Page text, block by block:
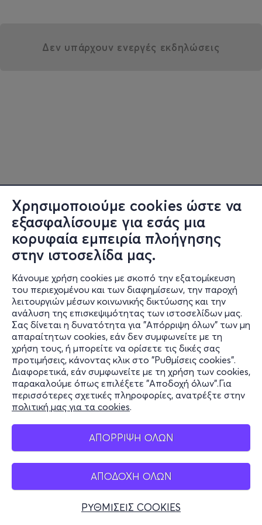
Χρησιμοποιούμε cookies ώστε να
εξασφαλίσουμε για εσάς μια
κορυφαία εμπειρία πλοήγησης
στην ιστοσελίδα μας.
Κάνουμε χρήση cookies με σκοπό την εξατομίκευση
του περιεχομένου και των διαφημίσεων, την παροχή
λειτουργιών μέσων κοινωνικής δικτύωσης και την
ανάλυση της επισκεψιμότητας των ιστοσελίδων μας.
Σας δίνεται η δυνατότητα για "Απόρριψη όλων" των μη
απαραίτητων cookies, εάν δεν συμφωνείτε με τη
χρήση τους, ή μπορείτε να ορίσετε τις δικές σας
προτιμήσεις, κάνοντας κλικ στο "Ρυθμίσεις cookies".
Διαφορετικά, εάν συμφωνείτε με τη χρήση των cookies,
παρακαλούμε όπως επιλέξετε "Αποδοχή όλων".Για
περισσότερες σχετικές πληροφορίες, ανατρέξτε στην
πολιτική μας για τα cookies.
ΑΠΟΡΡΙΨΗ ΟΛΩΝ
ΑΠΟΔΟΧΗ ΟΛΩΝ
ΡΥΘΜΙΣΕΙΣ COOKIES
Δεν υπάρχουν ενεργές εκδηλώσεις